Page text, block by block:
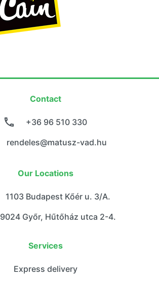
Contact
+36 96 510 330
rendeles@matusz-vad.hu
Our Locations
9024 Győr, Hűtőház utca 2-4.
1103 Budapest Kőér u. 3/A.
Services
Express delivery